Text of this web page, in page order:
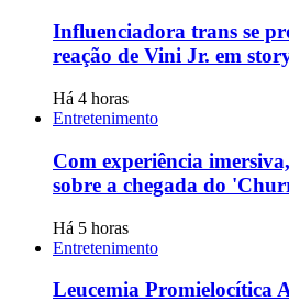
Influenciadora trans se
reação de Vini Jr. em
Há 4 horas
Entretenimento
Com experiência
sobre a chegada do
Há 5 horas
Entretenimento
Leucemia Promielocítica